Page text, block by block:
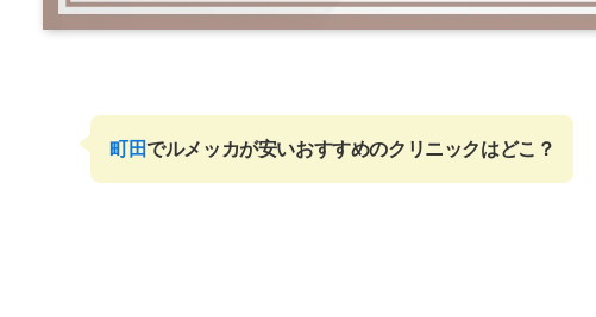
町田でルメッカが安いおすすめのクリニックはどこ？